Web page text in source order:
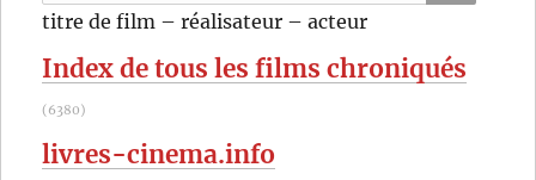
titre de film – réalisateur – acteur
Index de tous les films chroniqués
(6380)
livres-cinema.info